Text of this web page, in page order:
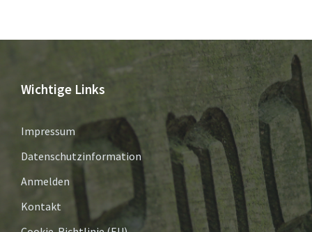
Wichtige Links
Impressum
Datenschutzinformation
Anmelden
Kontakt